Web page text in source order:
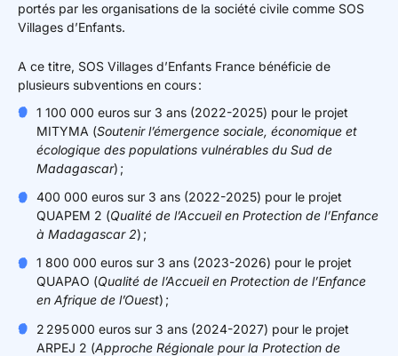
portés par les organisations de la société civile comme SOS
Villages d’Enfants.
A ce titre, SOS Villages d’Enfants France bénéficie de
plusieurs subventions en cours :
1 100 000 euros sur 3 ans (2022-2025) pour le projet
MITYMA (Soutenir l’émergence sociale, économique et
écologique des populations vulnérables du Sud de
Madagascar) ;
400 000 euros sur 3 ans (2022-2025) pour le projet
QUAPEM 2 (Qualité de l’Accueil en Protection de l’Enfance
à Madagascar 2) ;
1 800 000 euros sur 3 ans (2023-2026) pour le projet
QUAPAO (Qualité de l’Accueil en Protection de l’Enfance
en Afrique de l’Ouest) ;
2 295 000 euros sur 3 ans (2024-2027) pour le projet
ARPEJ 2 (Approche Régionale pour la Protection de